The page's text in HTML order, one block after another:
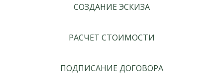
СОЗДАНИЕ ЭСКИЗА
РАСЧЕТ СТОИМОСТИ
ПОДПИСАНИЕ ДОГОВОРА